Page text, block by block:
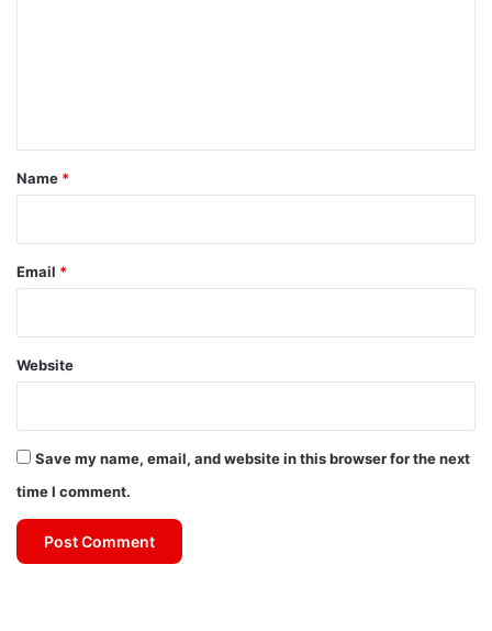
*
Name *
Email *
Website
Save my name, email, and website in this browser for the next
time I comment.